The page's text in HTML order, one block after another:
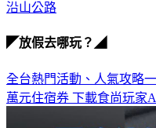
沿山公路
◤放假去哪玩？◢
全台熱門活動、人氣攻略
萬元住宿券 下載食尚玩家